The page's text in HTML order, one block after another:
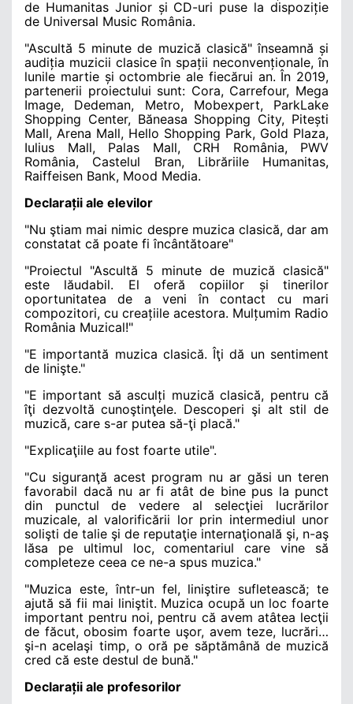
de Humanitas Junior și CD-uri puse la dispoziție
de Universal Music România.
"Ascultă 5 minute de muzică clasică" înseamnă și
audiția muzicii clasice în spații neconvenționale, în
lunile martie și octombrie ale fiecărui an. În 2019,
partenerii proiectului sunt: Cora, Carrefour, Mega
Image, Dedeman, Metro, Mobexpert, ParkLake
Shopping Center, Băneasa Shopping City, Pitești
Mall, Arena Mall, Hello Shopping Park, Gold Plaza,
Iulius Mall, Palas Mall, CRH România, PWV
România, Castelul Bran, Librăriile Humanitas,
Raiffeisen Bank, Mood Media.
Declarații ale elevilor
"Nu ştiam mai nimic despre muzica clasică, dar am
constatat că poate fi încântătoare"
"Proiectul "Ascultă 5 minute de muzică clasică"
este lăudabil. El oferă copiilor și tinerilor
oportunitatea de a veni în contact cu mari
compozitori, cu creațiile acestora. Mulțumim Radio
România Muzical!"
"E importantă muzica clasică. Îţi dă un sentiment
de linişte."
"E important să asculți muzică clasică, pentru că
îţi dezvoltă cunoştinţele. Descoperi şi alt stil de
muzică, care s-ar putea să-ţi placă."
"Explicaţiile au fost foarte utile".
"Cu siguranţă acest program nu ar găsi un teren
favorabil dacă nu ar fi atât de bine pus la punct
din punctul de vedere al selecţiei lucrărilor
muzicale, al valorificării lor prin intermediul unor
solişti de talie şi de reputaţie internaţională şi, n-aş
lăsa pe ultimul loc, comentariul care vine să
completeze ceea ce ne-a spus muzica."
"Muzica este, într-un fel, liniştire sufletească; te
ajută să fii mai liniştit. Muzica ocupă un loc foarte
important pentru noi, pentru că avem atâtea lecţii
de făcut, obosim foarte uşor, avem teze, lucrări…
şi-n acelaşi timp, o oră pe săptămână de muzică
cred că este destul de bună."
Declarații ale profesorilor